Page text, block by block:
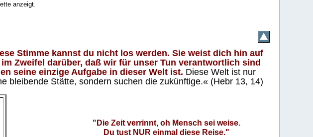
anzeigt.
Stimme kannst du nicht los werden. Sie weist dich hin auf
Zweifel darüber, daß wir für unser Tun verantwortlich sind
seine einzige Aufgabe in dieser Welt ist. Diese Welt ist nur
bleibende Stätte, sondern suchen die zukünftige.« (Hebr 13, 14)
"Die Zeit verrinnt, oh Mensch sei weise.
Du tust NUR einmal diese Reise."